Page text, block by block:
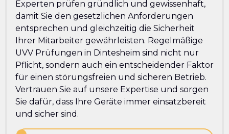
Experten prüfen gründlich und gewissenhaft,
damit Sie den gesetzlichen Anforderungen
entsprechen und gleichzeitig die Sicherheit
Ihrer Mitarbeiter gewährleisten. Regelmäßige
UVV Prüfungen in Dintesheim sind nicht nur
Pflicht, sondern auch ein entscheidender Faktor
für einen störungsfreien und sicheren Betrieb.
Vertrauen Sie auf unsere Expertise und sorgen
Sie dafür, dass Ihre Geräte immer einsatzbereit
und sicher sind.